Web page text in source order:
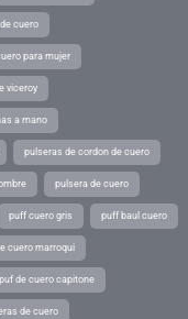
cuero
para mujer
viceroy
a mano
pulseras de cordon de cuero
pulsera de cuero
puff cuero gris puff baul cuero
cuero marroqui
puf de cuero capitone
de cuero